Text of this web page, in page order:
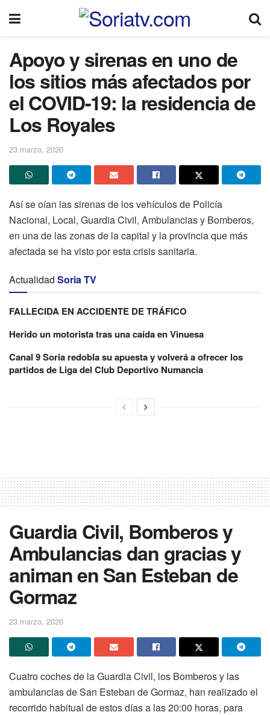
Apoyo y sirenas en uno de
los sitios más afectados por
el COVID-19: la residencia de
Los Royales
23 marzo, 2020
Así se oían las sirenas de los vehículos de Policía
Nacional, Local, Guardia Civil, Ambulancias y Bomberos,
en una de las zonas de la capital y la provincia que más
afectada se ha visto por esta crisis sanitaria.
Actualidad Soria TV
FALLECIDA EN ACCIDENTE DE TRÁFICO
Herido un motorista tras una caída en Vinuesa
Canal 9 Soria redobla su apuesta y volverá a ofrecer los
partidos de Liga del Club Deportivo Numancia
Guardia Civil, Bomberos y
Ambulancias dan gracias y
animan en San Esteban de
Gormaz
23 marzo, 2020
Cuatro coches de la Guardia Civil, los Bomberos y las
ambulancias de San Esteban de Gormaz, han realizado el
recorrido habitual de estos días a las 20:00 horas, para